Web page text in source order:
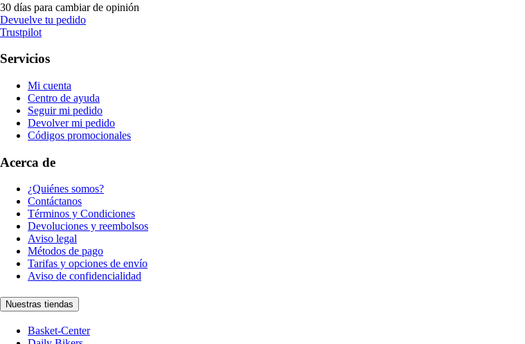
30 días para cambiar de opinión
Devuelve tu pedido
Trustpilot
Servicios
Mi cuenta
Centro de ayuda
Seguir mi pedido
Devolver mi pedido
Códigos promocionales
Acerca de
¿Quiénes somos?
Contáctanos
Términos y Condiciones
Devoluciones y reembolsos
Aviso legal
Métodos de pago
Tarifas y opciones de envío
Aviso de confidencialidad
Nuestras tiendas
Basket-Center